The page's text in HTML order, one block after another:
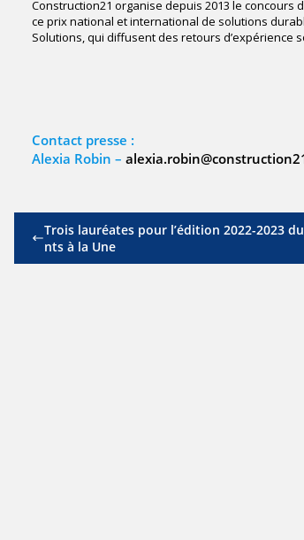
Construction21 organise depuis 2013 le concours
ce prix national et international de solutions
Solutions, qui diffusent des retours d’expérience
Contact presse :
Alexia Robin –
Trois lauréates pour l’édition 2022-2023
nts à la Une